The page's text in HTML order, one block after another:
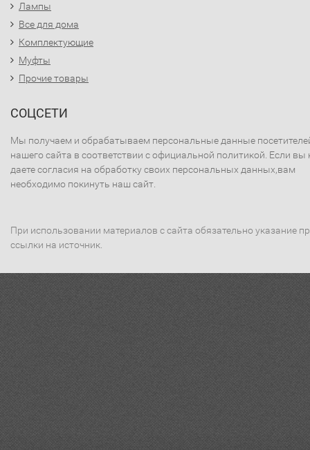
Лампы
Все для дома
Комплектующие
Муфты
Прочие товары
СОЦСЕТИ
Мы получаем и обрабатываем персональные данные
нашего сайта в соответствии с официальной политикой. Если вы
даете согласия на обработку своих персональных данных,вам
необходимо покинуть наш сайт.
При использовании материалов с сайта обязательно указание
ссылки на источник.